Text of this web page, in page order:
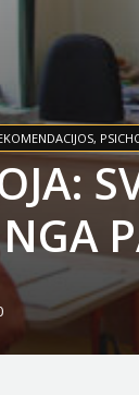
,